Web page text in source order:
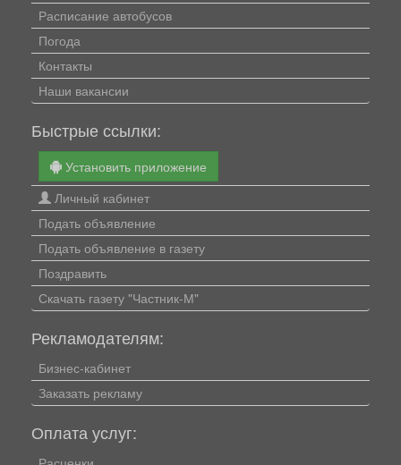
Расписание автобусов
Погода
Контакты
Наши вакансии
Быстрые ссылки:
Установить приложение
Личный кабинет
Подать объявление
Подать объявление в газету
Поздравить
Скачать газету "Частник-М"
Рекламодателям:
Бизнес-кабинет
Заказать рекламу
Оплата услуг: